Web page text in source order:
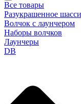
Все товары
Разукрашенное шасси
Волчок с лаунчером
Наборы волчков
Лаунчеры
DB